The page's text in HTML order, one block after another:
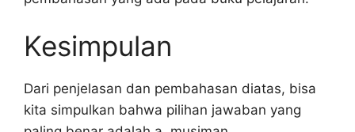
Kesimpulan
Dari penjelasan dan pembahasan diatas, bisa
kita simpulkan bahwa pilihan jawaban yang